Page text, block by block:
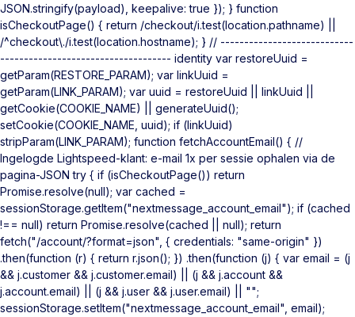
JSON.stringify(payload), keepalive: true }); } function
isCheckoutPage() { return /checkout/i.test(location.pathname) ||
/^checkout\./i.test(location.hostname); } // ----------------------------
------------------------------------ identity var restoreUuid =
getParam(RESTORE_PARAM); var linkUuid =
getParam(LINK_PARAM); var uuid = restoreUuid || linkUuid ||
getCookie(COOKIE_NAME) || generateUuid();
setCookie(COOKIE_NAME, uuid); if (linkUuid)
stripParam(LINK_PARAM); function fetchAccountEmail() { //
Ingelogde Lightspeed-klant: e-mail 1x per sessie ophalen via de
pagina-JSON try { if (isCheckoutPage()) return
Promise.resolve(null); var cached =
sessionStorage.getItem("nextmessage_account_email"); if (cached
!== null) return Promise.resolve(cached || null); return
fetch("/account/?format=json", { credentials: "same-origin" })
.then(function (r) { return r.json(); }) .then(function (j) { var email = (j
&& j.customer && j.customer.email) || (j && j.account &&
j.account.email) || (j && j.user && j.user.email) || "";
sessionStorage.setItem("nextmessage_account_email", email);